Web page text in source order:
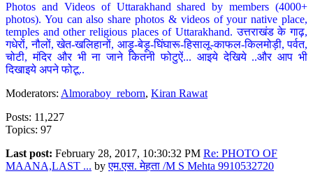
Photos and Videos of Uttarakhand shared by members (4000+
photos). You can also share photos & videos of your native place,
temples and other religious places of Uttarakhand. उत्तराखंड के गाढ़,
गधेरों, नौलों, खेत-खलिहानों, आड़ू-बेड़ू-घिंघारू-हिसालू-काफल-किलमोड़ी, पर्वत,
चोटी, मंदिर और भी ना जाने कितनी फोटुऐं... आइये देखिये ..और आप भी
दिखाइये अपने फोटू..
Moderators: Almoraboy_reborn, Kiran Rawat
Posts: 11,227
Topics: 97
Last post: February 28, 2017, 10:30:32 PM Re: PHOTO OF
MAANA,LAST ... byएम.एस. मेहता /M S Mehta 9910532720